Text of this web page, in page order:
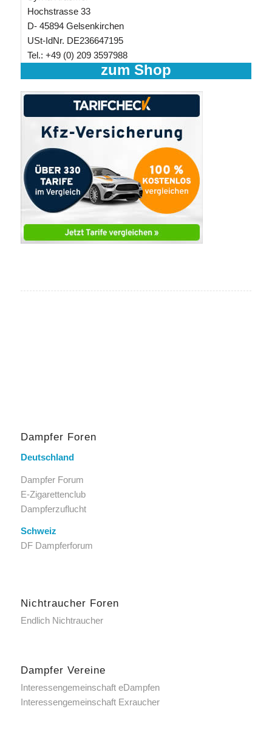
Hochstrasse 33
D- 45894 Gelsenkirchen
USt-IdNr. DE236647195
Tel.: +49 (0) 209 3597988
zum Shop
Dampfer Foren
Deutschland
Dampfer Forum
E-Zigarettenclub
Dampferzuflucht
Schweiz
DF Dampferforum
Nichtraucher Foren
Endlich Nichtraucher
Dampfer Vereine
Interessengemeinschaft eDampfen
Interessengemeinschaft Exraucher